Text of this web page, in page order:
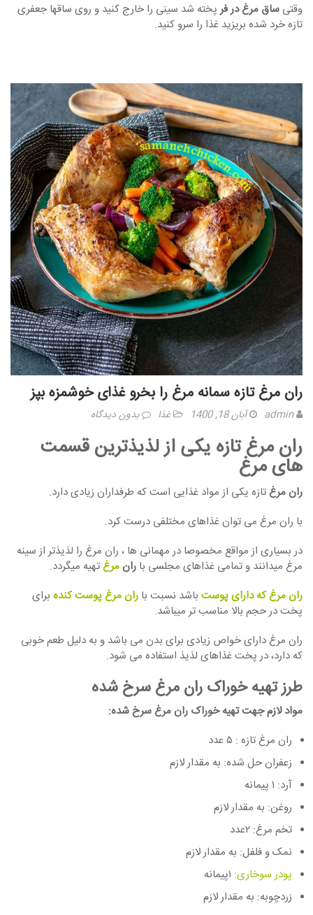
وقتی ساق مرغ در فرپخته شد سینی را خارج کنید و روی ساقها جعفری
تازه خرد شده بریزید غذا را سرو کنید.
ران مرغ تازه سمانه مرغ را بخرو غذای خوشمزه بپز
admin آبان 18, 1400 غذا بدون دیدگاه
ران مرغ تازه یکی از لذیذترین قسمت
های مرغ
ران مرغتازه یکی از مواد غذایی است که طرفداران زیادی دارد.
با ران مرغ می توان غذاهای مختلفی درست کرد.
در بسیاری از مواقع مخصوصا در مهمانی ها ، ران مرغ را لذیذتر از سینه
مرغ میدانند و تمامی غذاهای مجلسی با رانمرغتهیه میگردد.
ران مرغ که دارای پوست باشد نسبت با ران مرغ پوست کنده برای
پخت در حجم بالا مناسب تر میباشد.
ران مرغ دارای خواص زیادی برای بدن می باشد و به دلیل طعم خوبی
که دارد، در پخت غذاهای لذیذ استفاده می شود.
طرز تهیه خوراک ران مرغ سرخ شده
مواد لازم جهت تهیه خوراک ران مرغ سرخ شده:
ران مرغ تازه : ۵ عدد
زعفران حل شده: به مقدار لازم
آرد: ۱ پیمانه
روغن: به مقدار لازم
تخم مرغ: ۲عدد
نمک و فلفل: به مقدار لازم
پودر سوخاری:
زردچوبه: به مقدار لازم